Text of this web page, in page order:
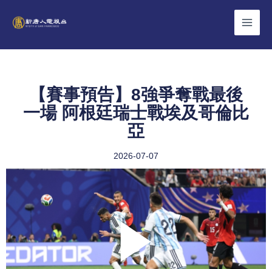
【賽事預告】8強爭奪戰最後
一場 阿根廷瑞士戰埃及哥倫比
亞
2026-07-07
Play